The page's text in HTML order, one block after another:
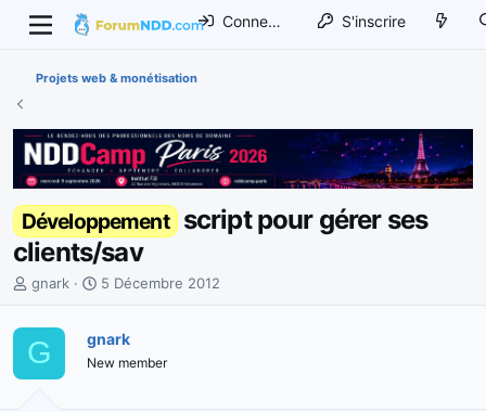
Connexion S'inscrire
Projets web & monétisation
Développement script pour gérer ses
clients/sav
I
i
t
gnark
D
e
d
5 Décembre 2012
G gnark
New member